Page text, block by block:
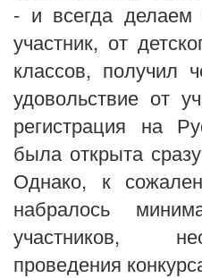
- и всегда
участник, от
классов, получил
удовольствие от
регистрация на
была открыта
Однако, к
набралось
участников,
проведения